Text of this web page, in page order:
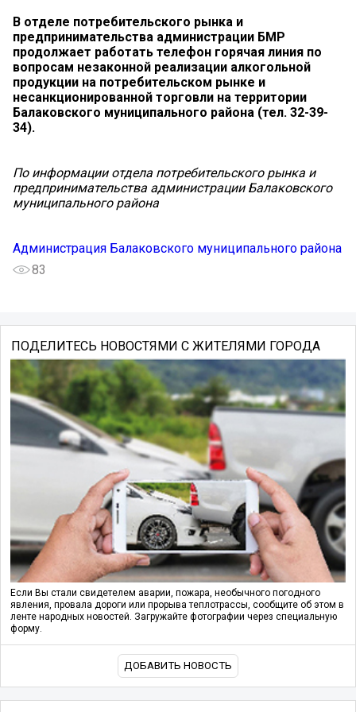
В отделе потребительского рынка и
предпринимательства администрации БМР
продолжает работать телефон горячая линия по
вопросам незаконной реализации алкогольной
продукции на потребительском рынке и
несанкционированной торговли на территории
Балаковского муниципального района (тел. 32-39-
34).
По информации отдела потребительского рынка и
предпринимательства администрации Балаковского
муниципального района
Администрация Балаковского муниципального района
83
ПОДЕЛИТЕСЬ НОВОСТЯМИ С ЖИТЕЛЯМИ ГОРОДА
Если Вы стали свидетелем аварии, пожара, необычного погодного
явления, провала дороги или прорыва теплотрассы, сообщите об этом в
ленте народных новостей. Загружайте фотографии через специальную
форму.
ДОБАВИТЬ НОВОСТЬ